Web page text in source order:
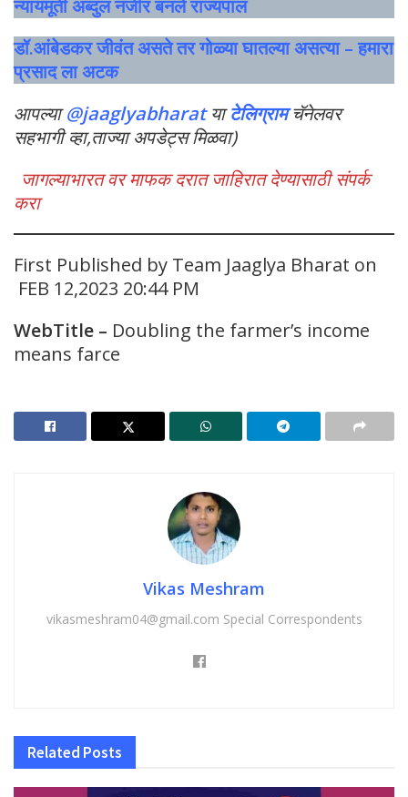
न्यायमूर्ती अब्दुल नजीर बनले राज्यपाल
डॉ.आंबेडकर जीवंत असते तर गोळ्या घातल्या असत्या – हमारा
प्रसाद ला अटक
आपल्या@jaaglyabharat याटेलिग्राम चॅनेलवर
सहभागी व्हा,ताज्या अपडेट्स मिळवा)
जागल्याभारत वर माफक दरात जाहिरात देण्यासाठी संपर्क
करा
First Published by Team Jaaglya Bharat on
FEB 12,2023 20:44 PM
WebTitle – Doubling the farmer’s income
means farce
Vikas Meshram
vikasmeshram04@gmail.com Special Correspondents
Related Posts